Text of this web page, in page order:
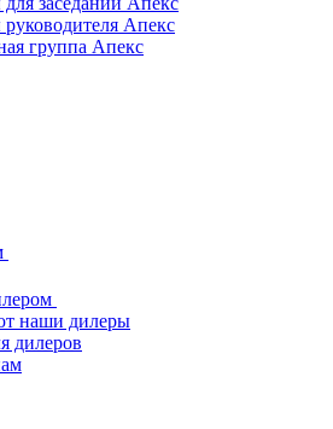
Апекс
группа Апекс
наши дилеры
дилеров